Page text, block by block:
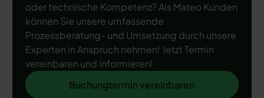
oder technische Kompetenz? Als Mateo Kunden
können Sie unsere umfassende
Prozessberatung- und Umsetzung durch unsere
Experten in Anspruch nehmen! Jetzt Termin
vereinbaren und informieren!
Buchungtermin vereinbaren
Buchungtermin vereinbaren